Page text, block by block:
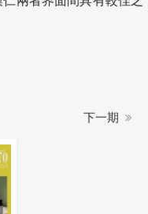
下一期